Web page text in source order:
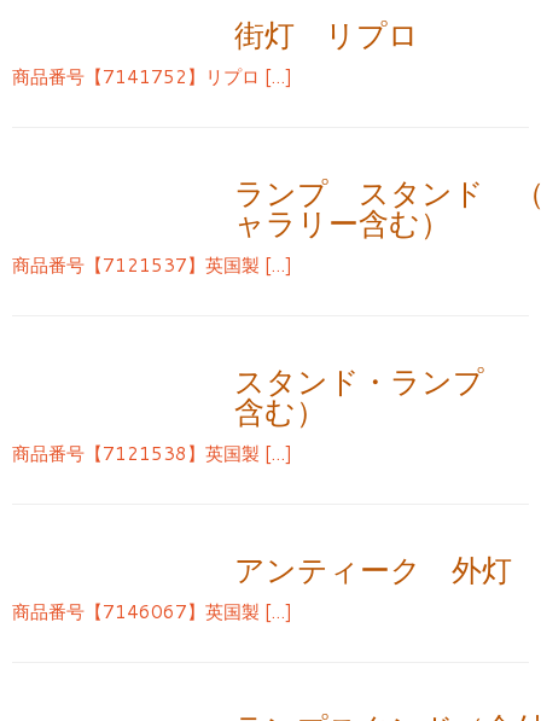
街灯 リプロ
商品番号【7141752】リプロ […]
ランプ スタンド （
ャラリー含む）
商品番号【7121537】英国製 […]
スタンド・ランプ
含む）
商品番号【7121538】英国製 […]
アンティーク 外灯
商品番号【7146067】英国製 […]